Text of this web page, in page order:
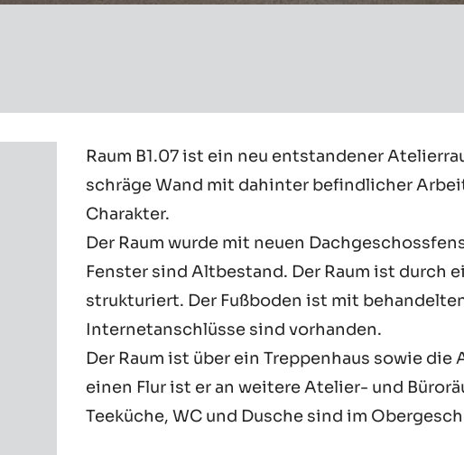
Raum B1.07 ist ein neu entstandener
schräge Wand mit dahinter befindlicher
Charakter.
Der Raum wurde mit neuen
Fenster sind Altbestand. Der Raum ist durch
strukturiert. Der Fußboden ist mit
Internetanschlüsse sind vorhanden.
Der Raum ist über ein Treppenhaus sowie die
einen Flur ist er an weitere Atelier- und
Teeküche, WC und Dusche sind im